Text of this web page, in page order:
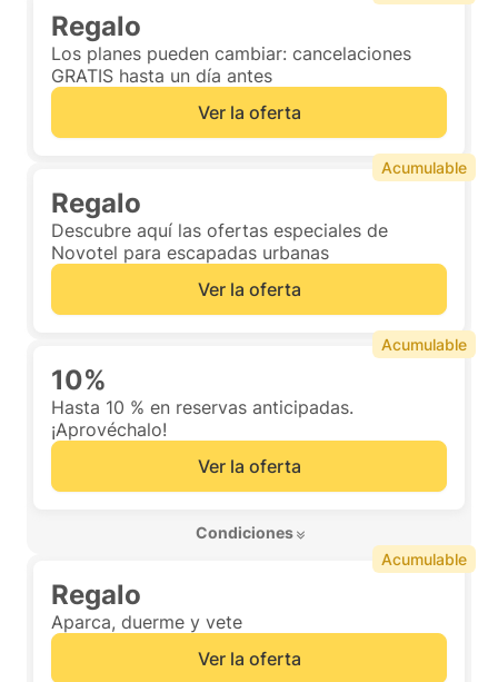
Regalo
Los planes pueden cambiar: cancelaciones
GRATIS hasta un día antes
Ver la oferta
Regalo
Descubre aquí las ofertas especiales de
Novotel para escapadas urbanas
Ver la oferta
Acumulable
10%
Hasta 10 % en reservas anticipadas.
¡Aprovéchalo!
Ver la oferta
Condiciones
Acumulable
Regalo
Aparca, duerme y vete
Ver la oferta
Acumulable